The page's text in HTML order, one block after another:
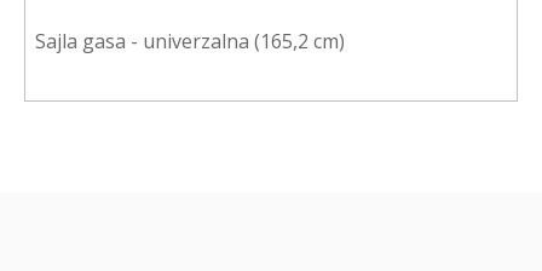
Sajla gasa - univerzalna (165,2 cm)